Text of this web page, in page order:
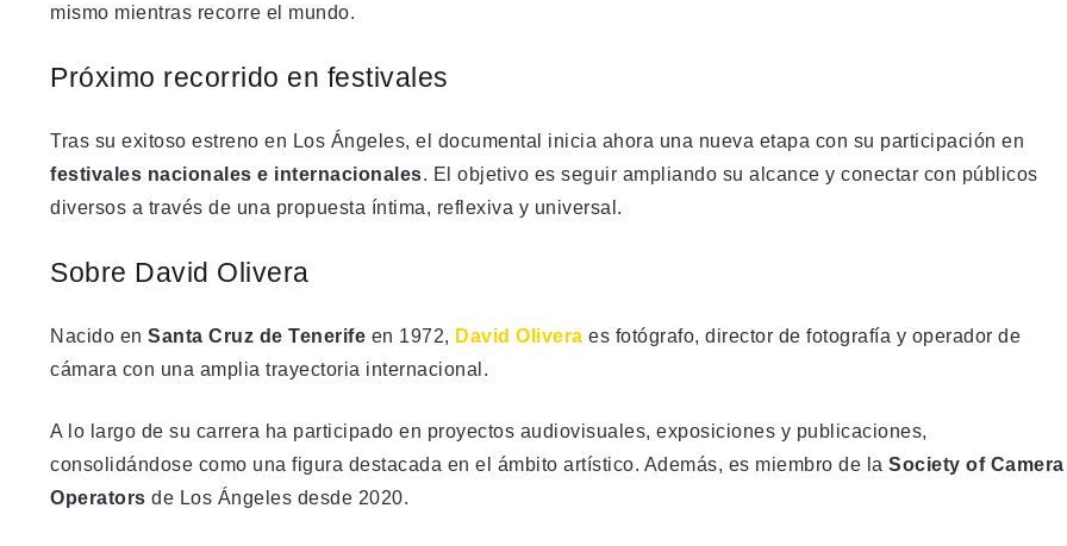
mismo mientras recorre el mundo.
Próximo recorrido en festivales
Tras su exitoso estreno en Los Ángeles, el documental inicia ahora una nueva etapa con su participación en
festivales nacionales e internacionales. El objetivo es seguir ampliando su alcance y conectar con públicos
diversos a través de una propuesta íntima, reflexiva y universal.
Sobre David Olivera
Nacido en Santa Cruz de Tenerife en 1972, David Olivera es fotógrafo, director de fotografía y operador de
cámara con una amplia trayectoria internacional.
A lo largo de su carrera ha participado en proyectos audiovisuales, exposiciones y publicaciones,
consolidándose como una figura destacada en el ámbito artístico. Además, es miembro de la Society of Camera
Operators de Los Ángeles desde 2020.